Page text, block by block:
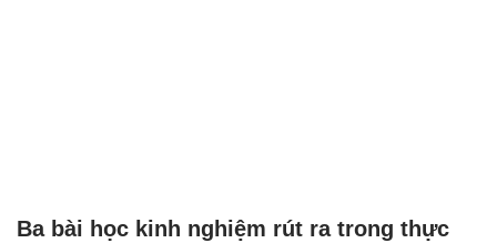
Ba bài học kinh nghiệm rút ra trong thực